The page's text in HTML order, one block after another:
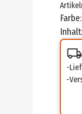
Farbe:
Inhalt: